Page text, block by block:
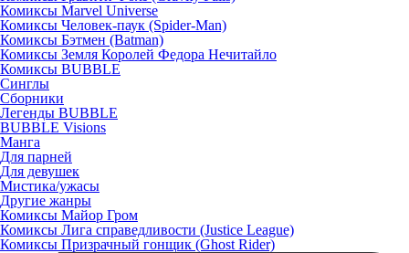
Комиксы Marvel Universe
Комиксы Человек-паук (Spider-Man)
Комиксы Бэтмен (Batman)
Комиксы Земля Королей Федора Нечитайло
Комиксы BUBBLE
Синглы
Сборники
Легенды BUBBLE
BUBBLE Visions
Манга
Для парней
Для девушек
Мистика/ужасы
Другие жанры
Комиксы Майор Гром
Комиксы Лига справедливости (Justice League)
Комиксы Призрачный гонщик (Ghost Rider)